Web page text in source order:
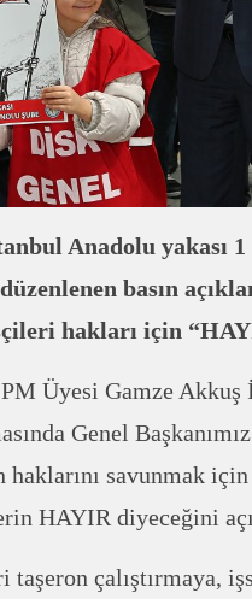
Anadolu yakası
basın
hakları için
Üyesi Gamze Akkuş
Genel
savunmak
HAYIR diyeceğini
taşeron çalıştırmaya,